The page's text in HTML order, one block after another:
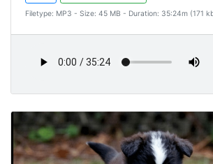
Filetype: MP3 - Size: 45 MB - Duration: 35:24m (171